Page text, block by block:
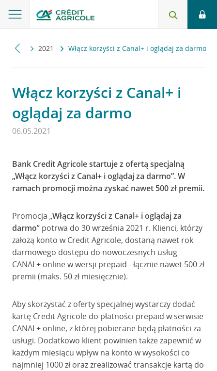
2021 Włącz korzyści z Canal+ i oglądaj za darmo
Włącz korzyści z Canal+ i
oglądaj za darmo
06.05.2021
Bank Credit Agricole startuje z ofertą specjalną
„Włącz korzyści z Canal+ i oglądaj za darmo”. W
ramach promocji można zyskać nawet 500 zł premii.
Promocja „Włącz korzyści z Canal+ i oglądaj za
darmo” potrwa do 30 września 2021 r. Klienci, którzy
założą konto w Credit Agricole, dostaną nawet rok
darmowego dostępu do nowoczesnych usług
CANAL+ online w wersji prepaid - łącznie nawet 500 zł
premii (maks. 50 zł miesięcznie).
Aby skorzystać z oferty specjalnej wystarczy dodać
kartę Credit Agricole do płatności prepaid w serwisie
CANAL+ online, z której pobierane będą płatności za
usługi. Dodatkowo klient powinien także zapewnić w
każdym miesiącu wpływ na konto w wysokości co
najmniej 1000 zł oraz zrealizować transakcje kartą do